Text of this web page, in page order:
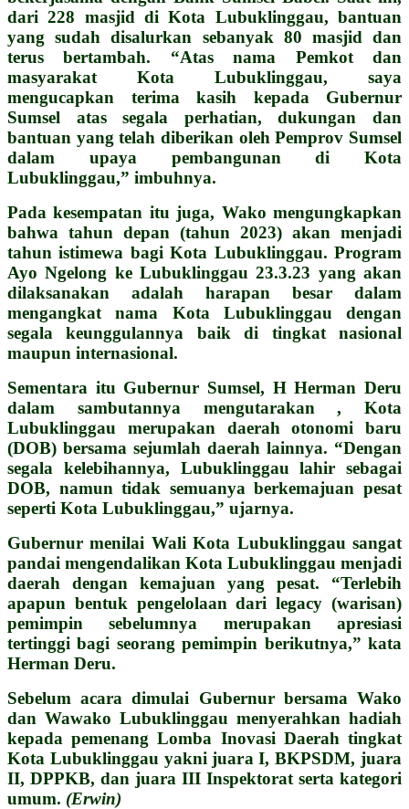
dari 228 masjid di Kota Lubuklinggau, bantuan
yang sudah disalurkan sebanyak 80 masjid dan
terus bertambah. “Atas nama Pemkot dan
masyarakat Kota Lubuklinggau, saya
mengucapkan terima kasih kepada Gubernur
Sumsel atas segala perhatian, dukungan dan
bantuan yang telah diberikan oleh Pemprov Sumsel
dalam upaya pembangunan di Kota
Lubuklinggau,” imbuhnya.
Pada kesempatan itu juga, Wako mengungkapkan
bahwa tahun depan (tahun 2023) akan menjadi
tahun istimewa bagi Kota Lubuklinggau. Program
Ayo Ngelong ke Lubuklinggau 23.3.23 yang akan
dilaksanakan adalah harapan besar dalam
mengangkat nama Kota Lubuklinggau dengan
segala keunggulannya baik di tingkat nasional
maupun internasional.
Sementara itu Gubernur Sumsel, H Herman Deru
dalam sambutannya mengutarakan , Kota
Lubuklinggau merupakan daerah otonomi baru
(DOB) bersama sejumlah daerah lainnya. “Dengan
segala kelebihannya, Lubuklinggau lahir sebagai
DOB, namun tidak semuanya berkemajuan pesat
seperti Kota Lubuklinggau,” ujarnya.
Gubernur menilai Wali Kota Lubuklinggau sangat
pandai mengendalikan Kota Lubuklinggau menjadi
daerah dengan kemajuan yang pesat. “Terlebih
apapun bentuk pengelolaan dari legacy (warisan)
pemimpin sebelumnya merupakan apresiasi
tertinggi bagi seorang pemimpin berikutnya,” kata
Herman Deru.
Sebelum acara dimulai Gubernur bersama Wako
dan Wawako Lubuklinggau menyerahkan hadiah
kepada pemenang Lomba Inovasi Daerah tingkat
Kota Lubuklinggau yakni juara I, BKPSDM, juara
II, DPPKB, dan juara III Inspektorat serta kategori
umum. (Erwin)